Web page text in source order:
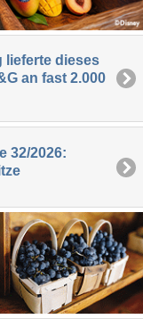
lieferte dieses
an fast 2.000
32/2026: